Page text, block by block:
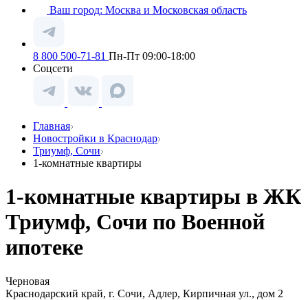
Ваш город: Москва и Московская область
8 800 500-71-81 Пн-Пт 09:00-18:00
Соцсети
Главная
Новостройки в Краснодар
Триумф, Сочи
1-комнатные квартиры
1-комнатные квартиры в ЖК
Триумф, Сочи по Военной
ипотеке
Черновая
Краснодарский край, г. Сочи, Адлер, Кирпичная ул., дом 2